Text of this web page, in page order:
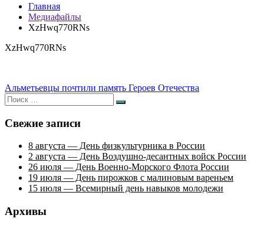
Главная
Медиафайлы
XzHwq770RNs
XzHwq770RNs
Навигация
по
записям
Альметьевцы почтили память Героев Отечества
Искать:
Поиск
Свежие записи
8 августа — День физкультурника в России
2 августа — День Воздушно-десантных войск России
26 июля — День Военно-Морского Флота России
19 июля — День пирожков с малиновым вареньем
15 июля — Всемирный день навыков молодежи
Архивы